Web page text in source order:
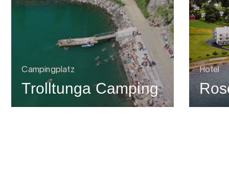
Campingplatz
Trolltunga Camping
Hotel